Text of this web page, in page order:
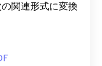
関連形式に変換